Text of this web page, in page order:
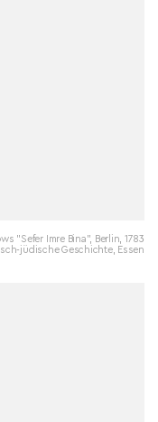
"Sefer Imre Bina", Berlin, 1783
jüdische Geschichte, Essen